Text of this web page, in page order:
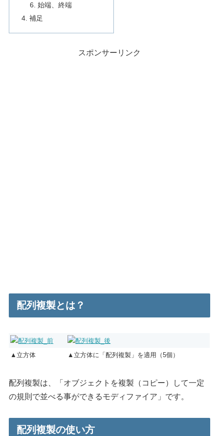
始端、終端
補足
スポンサーリンク
配列複製とは？
▲立方体 ▲立方体に「配列複製」を適用（5個）
配列複製は、「オブジェクトを複製（コピー）して一定
の規則で並べる事ができるモディファイア」です。
配列複製の使い方